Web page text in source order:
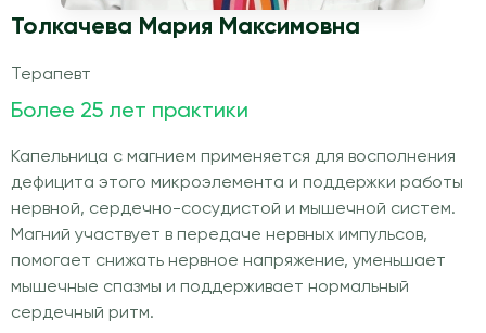
Толкачева Мария Максимовна
Терапевт
Более 25 лет практики
Капельница с магнием применяется для восполнения
дефицита этого микроэлемента и поддержки работы
нервной, сердечно-сосудистой и мышечной систем.
Магний участвует в передаче нервных импульсов,
помогает снижать нервное напряжение, уменьшает
мышечные спазмы и поддерживает нормальный
сердечный ритм.